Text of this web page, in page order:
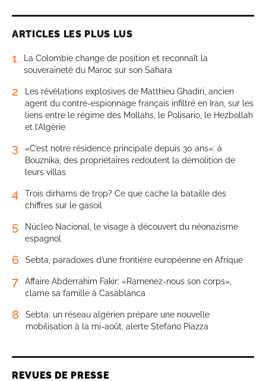
ARTICLES LES PLUS LUS
1
La Colombie change de position et reconnaît la
souveraineté du Maroc sur son Sahara
2
Les révélations explosives de Matthieu Ghadiri, ancien
agent du contre-espionnage français infiltré en Iran, sur les
liens entre le régime des Mollahs, le Polisario, le Hezbollah
et l’Algérie
3
«C’est notre résidence principale depuis 30 ans»: à
Bouznika, des propriétaires redoutent la démolition de
leurs villas
4
Trois dirhams de trop? Ce que cache la bataille des
chiffres sur le gasoil
5
Núcleo Nacional, le visage à découvert du néonazisme
espagnol
6 Sebta, paradoxes d’une frontière européenne en Afrique
7
Affaire Abderrahim Fakir: «Ramenez-nous son corps»,
clame sa famille à Casablanca
8
Sebta: un réseau algérien prépare une nouvelle
mobilisation à la mi-août, alerte Stefano Piazza
REVUES DE PRESSE